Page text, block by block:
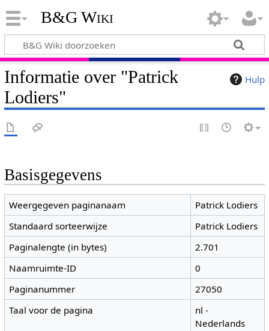
B&G Wiki
Hulp
Informatie over "Patrick
Lodiers"
Basisgegevens
Weergegeven paginanaam
Patrick Lodiers
Standaard sorteerwijze
Patrick Lodiers
Paginalengte (in bytes)
2.701
Naamruimte-ID
0
Paginanummer
27050
Taal voor de pagina
nl -
Nederlands